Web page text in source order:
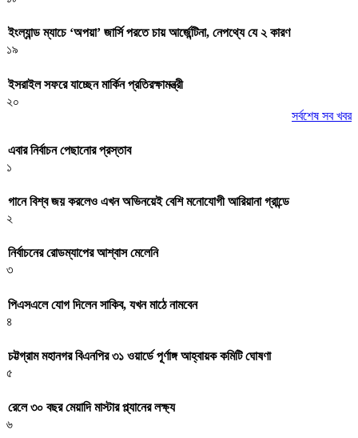
ইংল্যান্ড ম্যাচে ‘অপয়া’ জার্সি পরতে চায় আর্জেন্টিনা, নেপথ্যে যে ২ কারণ
১৯
ইসরাইল সফরে যাচ্ছেন মার্কিন প্রতিরক্ষামন্ত্রী
২০
সর্বশেষ সব খবর
এবার নির্বাচন পেছানোর প্রস্তাব
১
গানে বিশ্ব জয় করলেও এখন অভিনয়েই বেশি মনোযোগী আরিয়ানা গ্রান্ডে
২
নির্বাচনের রোডম্যাপের আশ্বাস মেলেনি
৩
পিএসএলে যোগ দিলেন সাকিব, যখন মাঠে নামবেন
৪
চট্টগ্রাম মহানগর বিএনপির ৩১ ওয়ার্ডে পূর্ণাঙ্গ আহ্বায়ক কমিটি ঘোষণা
৫
রেলে ৩০ বছর মেয়াদি মাস্টার প্ল্যানের লক্ষ্য
৬